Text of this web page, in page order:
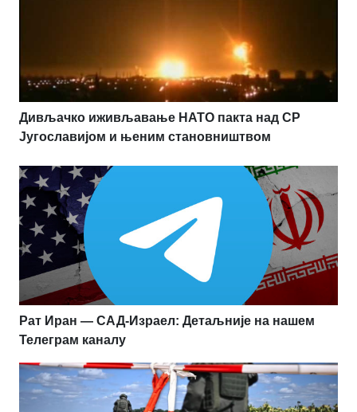
Дивљачко иживљавање НАТО пакта над СР
Југославијом и њеним становништвом
Рат Иран — САД-Израел: Детаљније на нашем
Телеграм каналу